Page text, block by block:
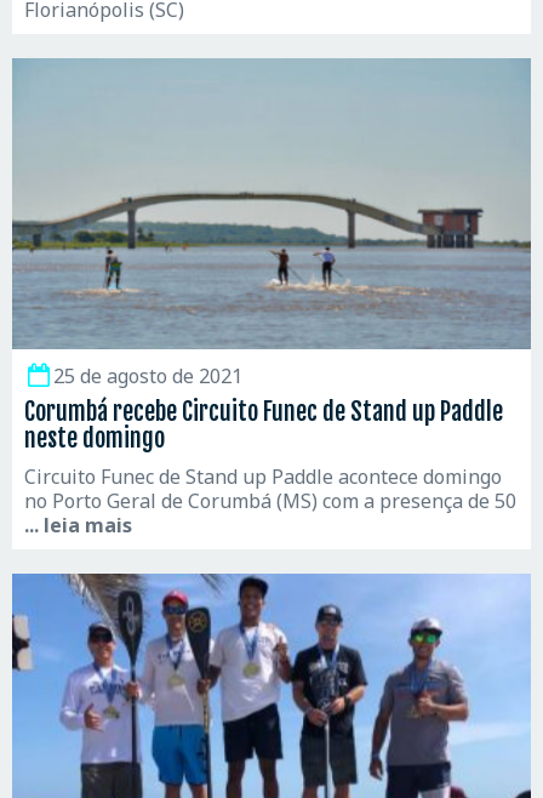
Florianópolis (SC)
25 de agosto de 2021
Corumbá recebe Circuito Funec de Stand up Paddle
neste domingo
Circuito Funec de Stand up Paddle acontece domingo
no Porto Geral de Corumbá (MS) com a presença de 50
... leia mais